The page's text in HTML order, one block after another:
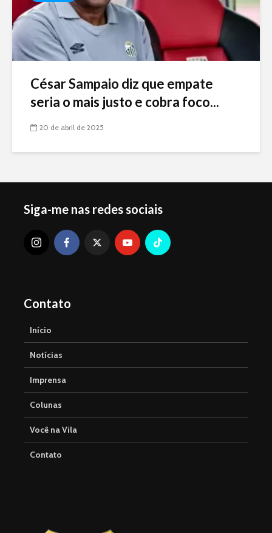
César Sampaio diz que empate
seria o mais justo e cobra foco...
20 de abril de 2025
Siga-me nas redes sociais
Contato
Início
Notícias
Imprensa
Colunas
Você na Vila
Contato